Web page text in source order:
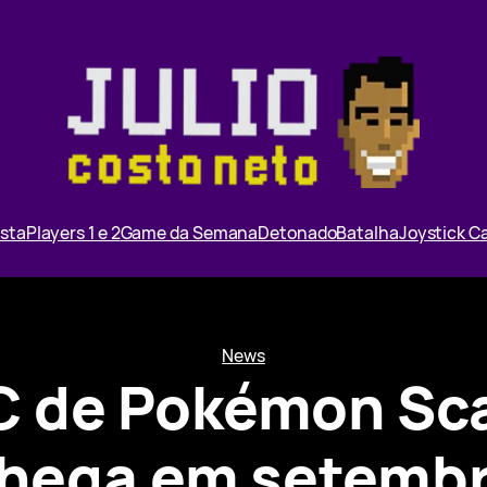
Players 1 e 2Game da SemanaDetonadoBatalhaJoystick
News
de Pokémon